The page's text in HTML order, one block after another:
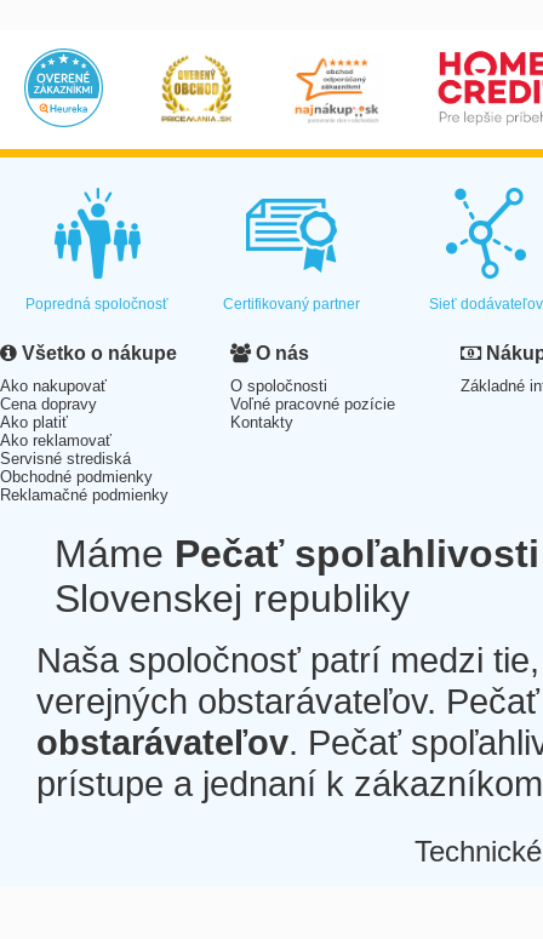
Popredná spoločnosť Certifikovaný partner Sieť dodávateľov
Všetko o nákupe
Ako nakupovať
Cena dopravy
Ako platiť
Ako reklamovať
Servisné strediská
Obchodné podmienky
Reklamačné podmienky
O nás
O spoločnosti
Voľné pracovné pozície
Kontakty
Základné
Máme Pečať spoľahlivosti
Slovenskej republiky
Naša spoločnosť patrí medzi
verejných obstarávateľov.
obstarávateľov. Pečať
prístupe a jednaní k